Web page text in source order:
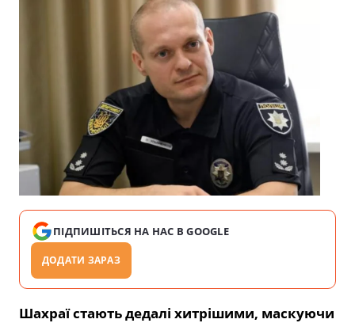
ПІДПИШІТЬСЯ НА НАС В GOOGLE
ДОДАТИ ЗАРАЗ
Шахраї стають дедалі хитрішими, маскуючи